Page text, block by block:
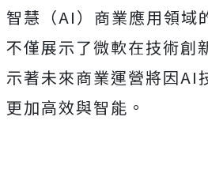
智慧（AI）商業應用領域
不僅展示了微軟在技術創
示著未來商業運營將因AI
更加高效與智能。